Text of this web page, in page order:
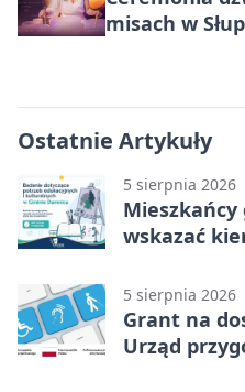
misach w
Ostatnie Artykuły
5 sierpnia 2026
wskazać
5 sierpnia 2026
Grant na
Urząd